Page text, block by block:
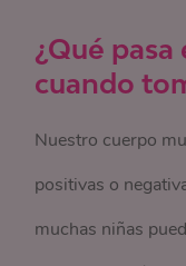
¿Qué
cuando
Nuestro cuerpo
positivas o
muchas niñas